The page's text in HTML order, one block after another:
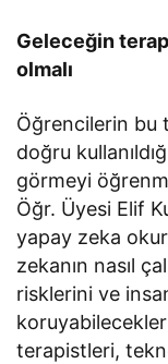
Geleceğin
olmalı
Öğrencilerin bu
doğru
görmeyi
Öğr. Üyesi Elif
yapay zeka
zekanın nasıl
risklerini ve
terapistleri,